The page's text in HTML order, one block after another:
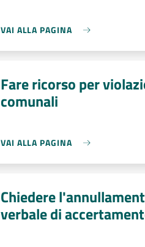
VAI ALLA PAGINA
Fare ricorso per
comunali
VAI ALLA PAGINA
Chiedere
verbale di